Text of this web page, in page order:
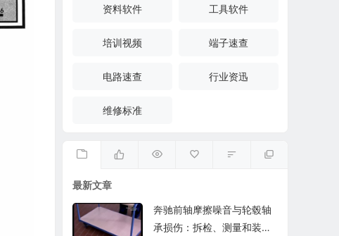
资料软件 工具软件
培训视频 端子速查
电路速查 行业资迅
维修标准
最新文章
奔驰前轴摩擦噪音与轮毂轴
承损伤：拆检、测量和装复